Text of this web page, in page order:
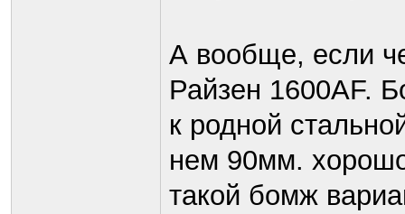
А вообще, если
Райзен 1600AF.
к родной
нем 90мм.
такой бомж